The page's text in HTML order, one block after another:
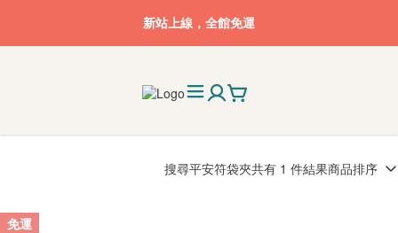
新站上線，全館免運
搜尋平安符袋夾共有 1 件結果商品排序
免運